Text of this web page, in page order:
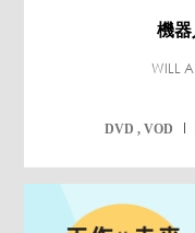
機器
WILL A
DVD , VOD